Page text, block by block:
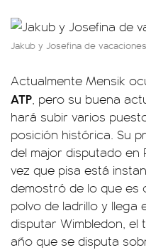
Jakub y Josefina de
Actualmente Mensik
ATP, pero su buena
hará subir varios
posición histórica. Su
del major disputado en
vez que pisa está
demostró de lo que es
polvo de ladrillo y llega
disputar Wimbledon,
año que se disputa